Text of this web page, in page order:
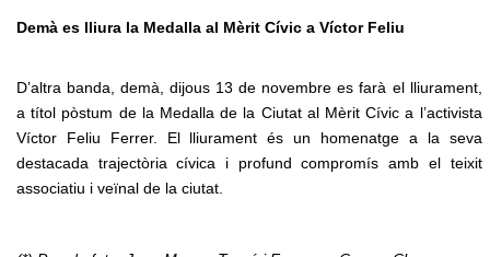
Demà es lliura la Medalla al Mèrit Cívic a Víctor Feliu
D’altra banda, demà, dijous 13 de novembre es farà el lliurament,
a títol pòstum de la Medalla de la Ciutat al Mèrit Cívic a l’activista
Víctor Feliu Ferrer. El lliurament és un homenatge a la seva
destacada trajectòria cívica i profund compromís amb el teixit
associatiu i veïnal de la ciutat.